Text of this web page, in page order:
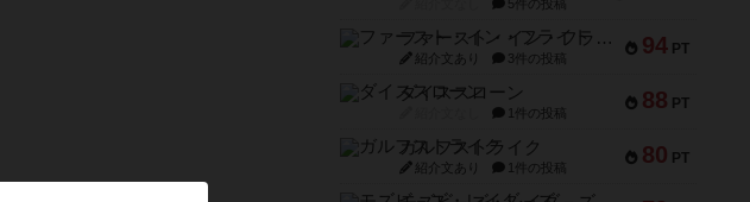
5件の投稿
94 PT
ファースト・イン・フライト
紹介文あり 3件の投稿
88 PT
ダイススローン
1件の投稿
80 PT
ガルフストライク
紹介文あり 1件の投稿